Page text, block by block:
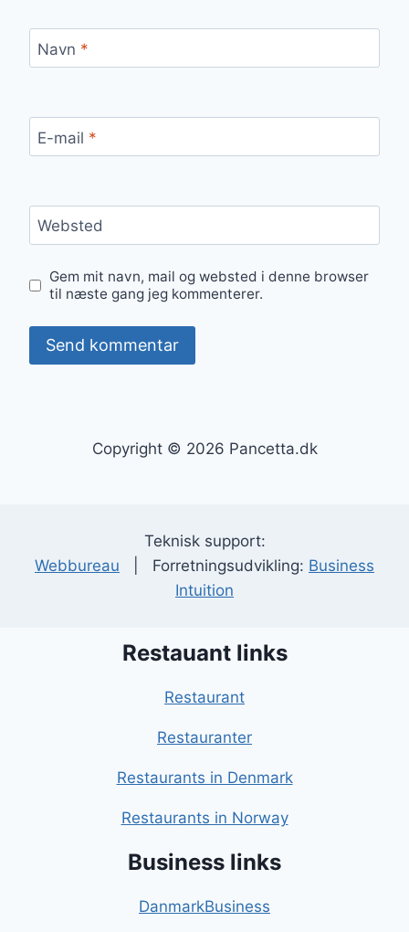
Navn *
E-mail *
Websted
Gem mit navn, mail og websted i denne browser
til næste gang jeg kommenterer.
Copyright © 2026 Pancetta.dk
Teknisk support:
Webbureau | Forretningsudvikling: Business
Intuition
Restauant links
Restaurant
Restauranter
Restaurants in Denmark
Restaurants in Norway
Business links
DanmarkBusiness